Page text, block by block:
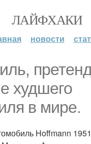
ЛАЙФХАКИ
новости
худшего
в мире.
Hoffmann